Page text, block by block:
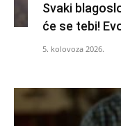
Svaki
će se tebi!
5. kolovoza 2026.